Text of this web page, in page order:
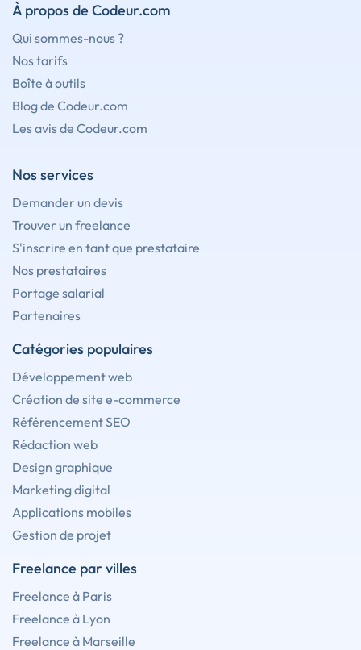
À propos de Codeur.com
Qui sommes-nous ?
Nos tarifs
Boîte à outils
Blog de Codeur.com
Les avis de Codeur.com
Nos services
Demander un devis
Trouver un freelance
S'inscrire en tant que prestataire
Nos prestataires
Portage salarial
Partenaires
Catégories populaires
Développement web
Création de site e-commerce
Référencement SEO
Rédaction web
Design graphique
Marketing digital
Applications mobiles
Gestion de projet
Freelance par villes
Freelance à Paris
Freelance à Lyon
Freelance à Marseille